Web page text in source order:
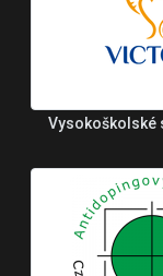
Vysokoškolské